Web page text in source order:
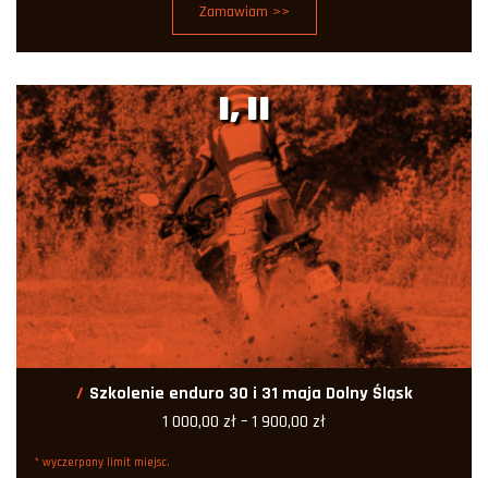
do
900,00 zł
Zamawiam >>
I, II
Szkolenie enduro 30 i 31 maja Dolny Śląsk
1 000,00 zł–1 900,00 złZakres
* wyczerpany limit miejsc.